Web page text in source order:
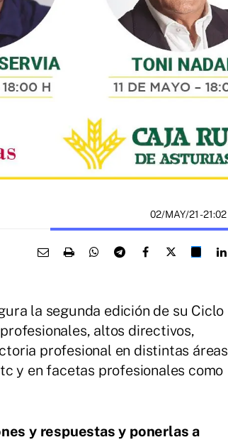
02/MAY/21- 21:02
la segunda edición de su Ciclo
altos directivos,
profesional en distintas áreas
y en facetas profesionales como
y respuestas y ponerlas a